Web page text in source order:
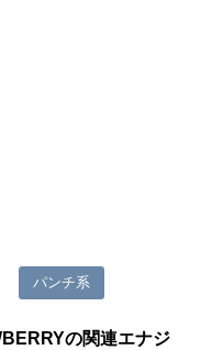
パンチ系
の関連エナジ